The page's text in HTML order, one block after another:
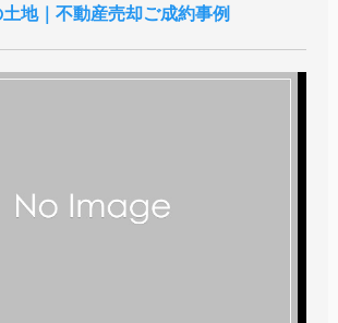
地｜不動産売却ご成約事例